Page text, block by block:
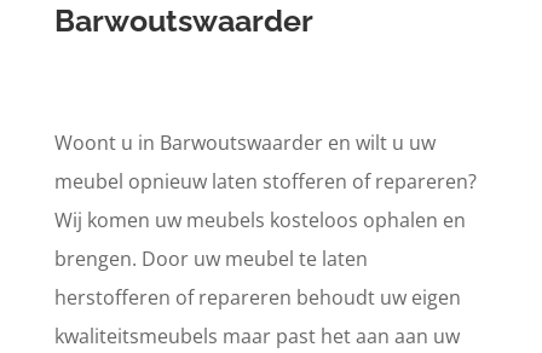
Barwoutswaarder
Woont u in Barwoutswaarder en wilt u uw
meubel opnieuw laten stofferen of repareren?
Wij komen uw meubels kosteloos ophalen en
brengen. Door uw meubel te laten
herstofferen of repareren behoudt uw eigen
kwaliteitsmeubels maar past het aan aan uw